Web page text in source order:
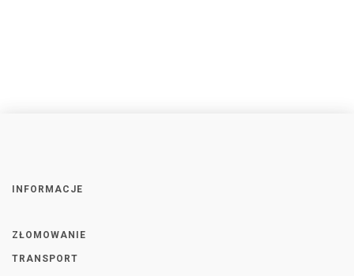
INFORMACJE
ZŁOMOWANIE
TRANSPORT